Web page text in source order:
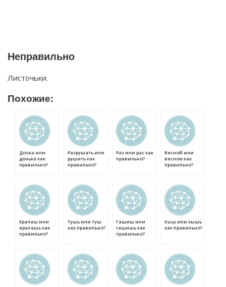
Неправильно
Листочьки.
Похожие:
Дочка или
дочька как
правильно?
Разрушать или
рушить как
правильно?
Раз или рас как
правильно?
Весной или
весною как
правильно?
Ералаш или
ералашь как
правильно?
Тушь или туш
как правильно?
Гашиш или
гашишь как
правильно?
Кыш или кышь
как правильно?